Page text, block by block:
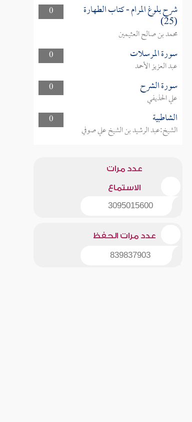
0
شرح بلوغ المرام - كتاب الطهارة
(25)
محمد بن صالح العثيمين
0
سورة المرسلات
عبد العزيز الأحمد
0
سورة الشرح
علي الحذيفي
0
الشاطبية
الشيخ:عبد الرشيد بن الشيخ علي صوفي
عدد مرات
الاستماع
3095015600
عدد مرات الحفظ
839837903